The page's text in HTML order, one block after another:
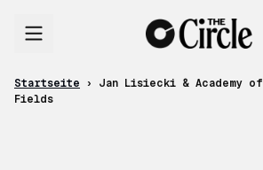
Startseite ›
Jan Lisiecki & Academy
Fields